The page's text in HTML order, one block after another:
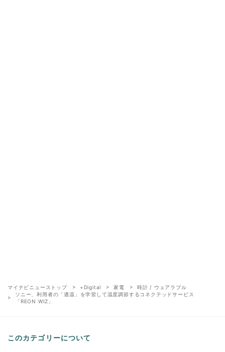
マイナビニューストップ +Digital 家電
時計 / ウェアラブル
ソニー、利用者の「適温」を学習して温度調節するコネクテッドサービス
「REON WIZ」
このカテゴリーについて